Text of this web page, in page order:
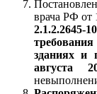
врача РФ от
зданиях и
августа